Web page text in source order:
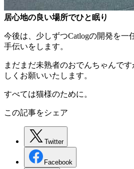
居心地の良い場所でひと眠り
今後は、少しずつCatlogの開発を一
手伝いをします。
まだまだ未熟者のおでんちゃんで
しくお願いいたします。
すべては猫様のために。
この記事をシェア
Twitter
Facebook